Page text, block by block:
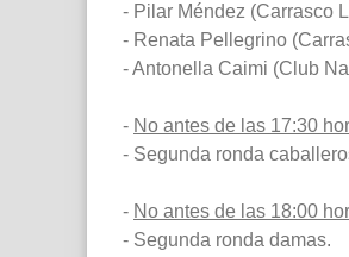
- Pilar Méndez (Carrasco
- Renata Pellegrino
- Antonella Caimi (Club
- No antes de las 17:30
- Segunda ronda
- No antes de las 18:00
- Segunda ronda damas.